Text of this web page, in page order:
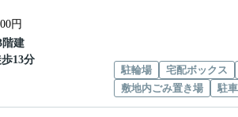
円
階建
歩13分
駐輪場
宅配ボックス
敷地内ごみ置き場
駐